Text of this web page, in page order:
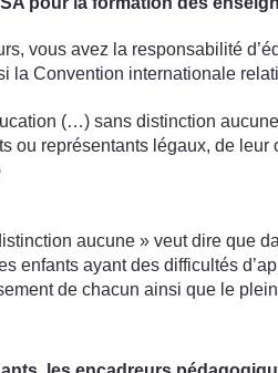
vous avez la responsabilité
la Convention internationale
(…) sans distinction
ou représentants légaux, de
aucune » veut dire que
enfants ayant des difficultés
de chacun ainsi que le